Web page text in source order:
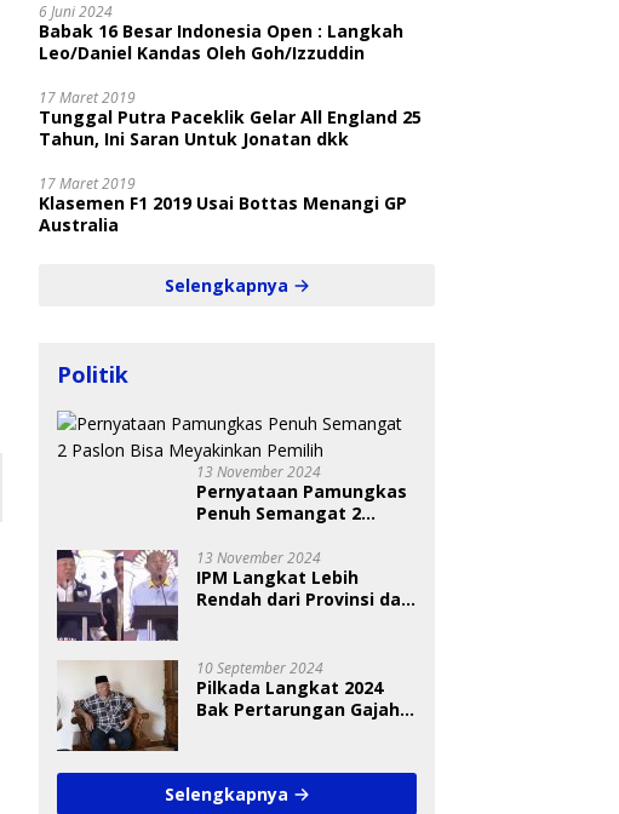
6 Juni 2024
Babak 16 Besar Indonesia Open : Langkah
Leo/Daniel Kandas Oleh Goh/Izzuddin
17 Maret 2019
Tunggal Putra Paceklik Gelar All England 25
Tahun, Ini Saran Untuk Jonatan dkk
17 Maret 2019
Klasemen F1 2019 Usai Bottas Menangi GP
Australia
Selengkapnya
Politik
13 November 2024
Pernyataan Pamungkas
Penuh Semangat 2
Pemilih
13 November 2024
IPM Langkat Lebih
Rendah dari Provinsi dan
10 September 2024
Pilkada Langkat 2024
Bak Pertarungan Gajah
Selengkapnya